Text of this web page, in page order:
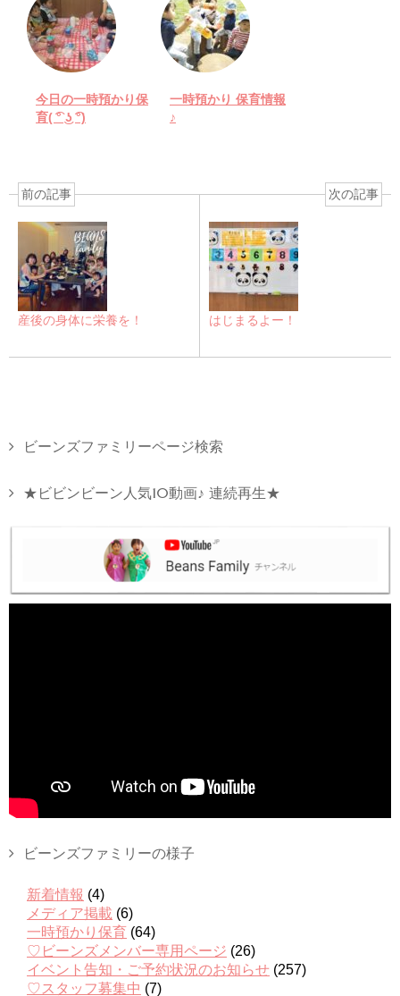
今日の一時預かり保
育( ͡° ͜ʖ ͡°)
一時預かり 保育情報
♪
前の記事
産後の身体に栄養を！
次の記事
はじまるよー！
ビーンズファミリーページ検索
★ビビンビーン人気10動画♪ 連続再生★
ビーンズファミリーの様子
新着情報 (4)
メディア掲載 (6)
一時預かり保育 (64)
♡ビーンズメンバー専用ページ (26)
イベント告知・ご予約状況のお知らせ (257)
♡スタッフ募集中 (7)